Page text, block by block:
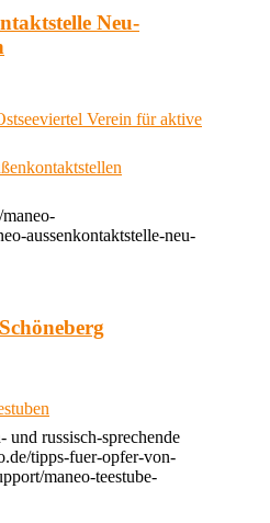
Neu-
Verein für aktive
aussenkontaktstelle-neu-
und russisch-sprechende
tipps-fuer-opfer-von-
maneo-teestube-